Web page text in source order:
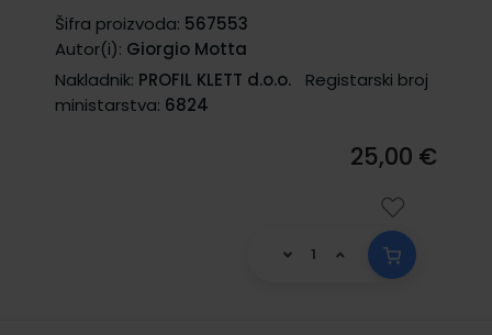
Šifra proizvoda: 567553
Autor(i): Giorgio Motta
Nakladnik: PROFIL KLETT d.o.o.
Registarski broj
ministarstva: 6824
25,00 €